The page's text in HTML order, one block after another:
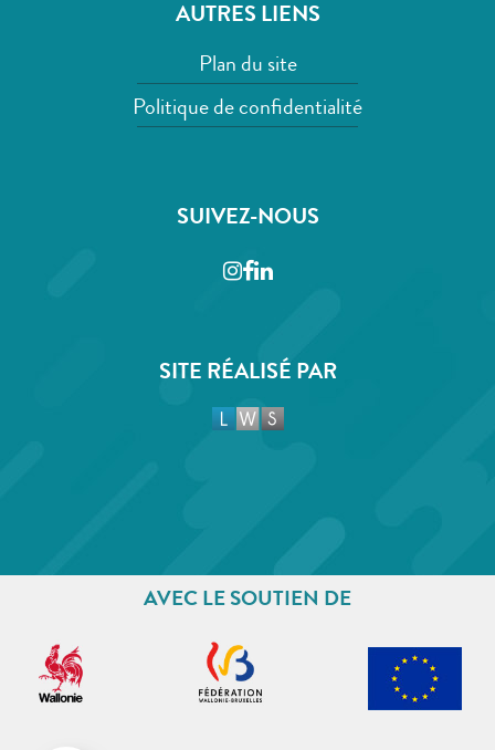
AUTRES LIENS
Plan du site
Politique de confidentialité
SUIVEZ-NOUS
Instagram
Facebook
LinkedIn
SITE RÉALISÉ PAR
AVEC LE SOUTIEN DE